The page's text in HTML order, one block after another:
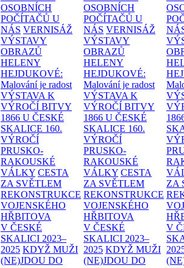
OSOBNÍCH
POČÍTAČŮ U
NÁS VERNISÁŽ
VÝSTAVY
OBRAZŮ
HELENY
HEJDUKOVÉ:
Malování je radost
VÝSTAVA K
VÝROČÍ BITVY
1866 U ČESKÉ
SKALICE 160.
VÝROČÍ
PRUSKO-
RAKOUSKÉ
VÁLKY CESTA
ZA SVĚTLEM
REKONSTRUKCE
VOJENSKÉHO
HŘBITOVA
V ČESKÉ
SKALICI 2023–
2025 KDYŽ MUŽI
(NE)JDOU DO
OSOBNÍCH
POČÍTAČŮ U
NÁS VERNISÁŽ
VÝSTAVY
OBRAZŮ
HELENY
HEJDUKOVÉ:
Malování je radost
VÝSTAVA K
VÝROČÍ BITVY
1866 U ČESKÉ
SKALICE 160.
VÝROČÍ
PRUSKO-
RAKOUSKÉ
VÁLKY CESTA
ZA SVĚTLEM
REKONSTRUKCE
VOJENSKÉHO
HŘBITOVA
V ČESKÉ
SKALICI 2023–
2025 KDYŽ MUŽI
(NE)JDOU DO
ZA
V